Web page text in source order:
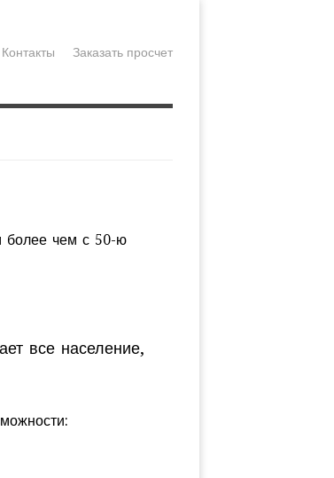
Контакты Заказать просчет
более чем с 50-ю
все население,